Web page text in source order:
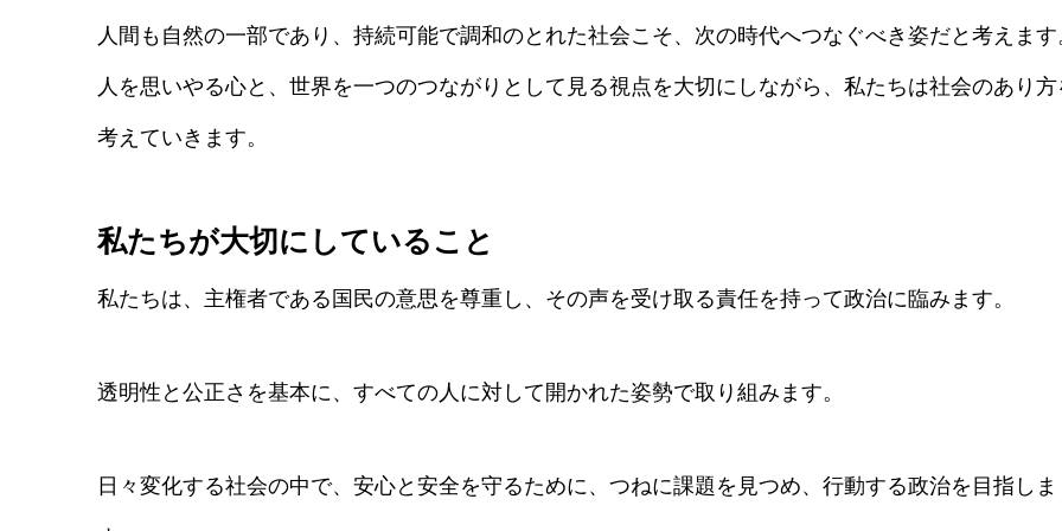
人間も自然の一部であり、持続可能で調和のとれた社会こそ、次の時代へつなぐべき姿だと考えます
人を思いやる心と、世界を一つのつながりとして見る視点を大切にしながら、私たちは社会のあり方
考えていきます。
私たちが大切にしていること
私たちは、主権者である国民の意思を尊重し、その声を受け取る責任を持って政治に臨みます。
透明性と公正さを基本に、すべての人に対して開かれた姿勢で取り組みます。
日々変化する社会の中で、安心と安全を守るために、つねに課題を見つめ、行動する政治を目指しま